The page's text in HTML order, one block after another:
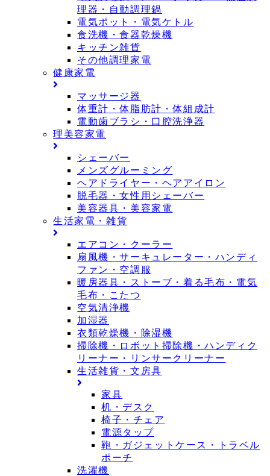
理器・自動調理鍋
電気ポット・電気ケトル
食洗機・食器乾燥機
キッチン雑貨
その他調理家電
健康家電
マッサージ器
体重計・体脂肪計・体組成計
電動歯ブラシ・口腔洗浄器
理美容家電
シェーバー
メンズグルーミング
ヘアドライヤー・ヘアアイロン
脱毛器・女性用シェーバー
美容器具・美容家電
生活家電・雑貨
エアコン・クーラー
扇風機・サーキュレーター・ハンディ
ファン・空調服
暖房器具・ストーブ・着る毛布・電気
毛布・こたつ
空気清浄機
加湿器
衣類乾燥機・除湿機
掃除機・ロボット掃除機・ハンディク
リーナー・リンサークリーナー
生活雑貨・文房具
家具
机・デスク
椅子・チェア
電源タップ
鞄・ガジェットケース・トラベル
ポーチ
洗濯機